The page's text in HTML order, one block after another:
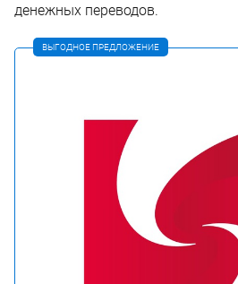
денежных переводов.
ВЫГОДНОЕ ПРЕДЛОЖЕНИЕ